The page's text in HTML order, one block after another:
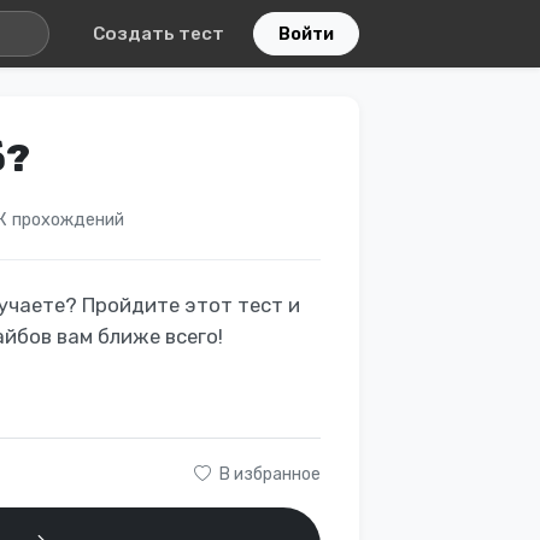
Создать тест Войти
прохождений
Пройдите этот тест и
вам ближе всего!
В избранное